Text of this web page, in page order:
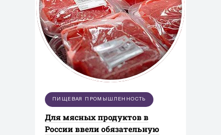
ПИЩЕВАЯ ПРОМЫШЛЕННОСТЬ
Для мясных продуктов в
России ввели обязательную